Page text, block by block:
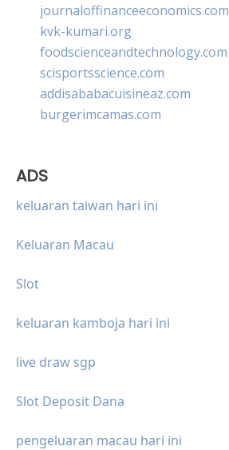
journaloffinanceeconomics.com
kvk-kumari.org
foodscienceandtechnology.com
scisportsscience.com
addisababacuisineaz.com
burgerimcamas.com
ADS
keluaran taiwan hari ini
Keluaran Macau
Slot
keluaran kamboja hari ini
live draw sgp
Slot Deposit Dana
pengeluaran macau hari ini